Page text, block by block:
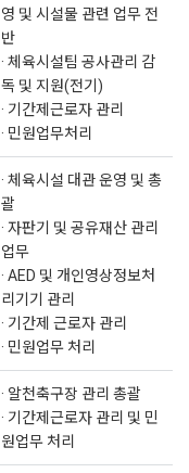
영 및 시설물 관련 업무 전
반
· 체육시설팀 공사관리 감
독 및 지원(전기)
· 기간제근로자 관리
· 민원업무처리
· 체육시설 대관 운영 및 총
괄
· 자판기 및 공유재산 관리
업무
· AED 및 개인영상정보처
리기기 관리
· 기간제 근로자 관리
· 민원업무 처리
· 알천축구장 관리 총괄
· 기간제근로자 관리 및 민
원업무 처리